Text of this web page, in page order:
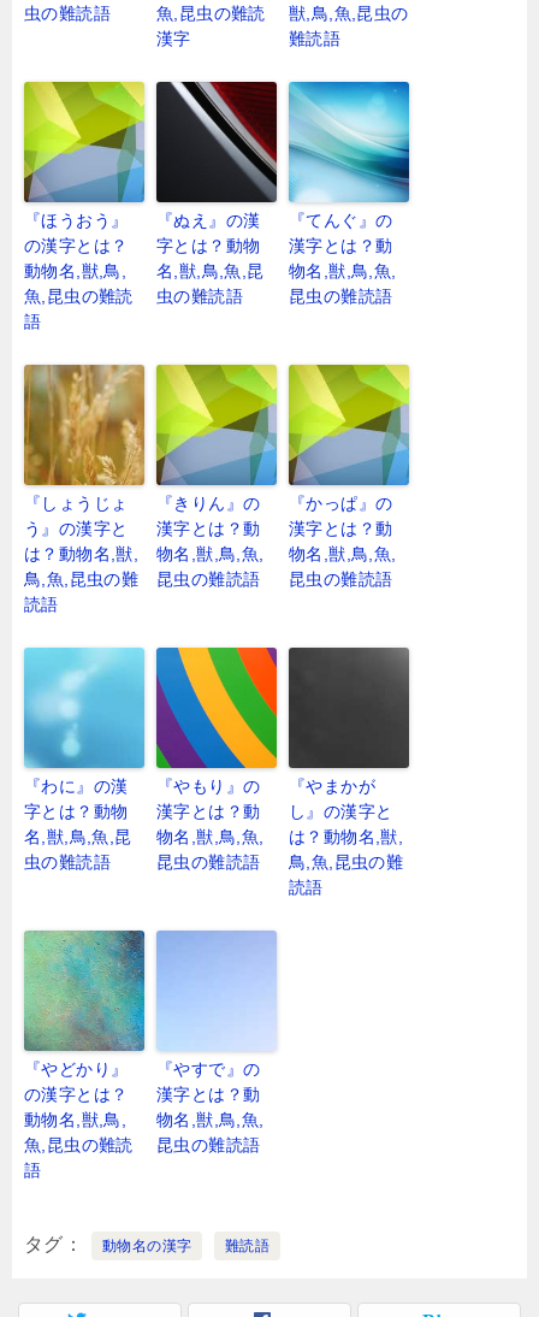
虫の難読語
魚,昆虫の難読
漢字
獣,鳥,魚,昆虫の
難読語
『ほうおう』
の漢字とは？
動物名,獣,鳥,
魚,昆虫の難読
語
『ぬえ』の漢
字とは？動物
名,獣,鳥,魚,昆
虫の難読語
『てんぐ』の
漢字とは？動
物名,獣,鳥,魚,
昆虫の難読語
『しょうじょ
う』の漢字と
は？動物名,獣,
鳥,魚,昆虫の難
読語
『きりん』の
漢字とは？動
物名,獣,鳥,魚,
昆虫の難読語
『かっぱ』の
漢字とは？動
物名,獣,鳥,魚,
昆虫の難読語
『わに』の漢
字とは？動物
名,獣,鳥,魚,昆
虫の難読語
『やもり』の
漢字とは？動
物名,獣,鳥,魚,
昆虫の難読語
『やまかが
し』の漢字と
は？動物名,獣,
鳥,魚,昆虫の難
読語
『やどかり』
の漢字とは？
動物名,獣,鳥,
魚,昆虫の難読
語
『やすで』の
漢字とは？動
物名,獣,鳥,魚,
昆虫の難読語
タグ 動物名の漢字 難読語